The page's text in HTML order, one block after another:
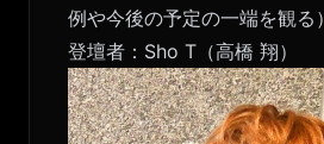
例や今後の予定の一端を観る）
登壇者：Sho T（高橋 翔）